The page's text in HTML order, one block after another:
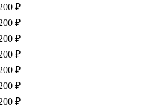
₽
₽
₽
₽
₽
₽
₽